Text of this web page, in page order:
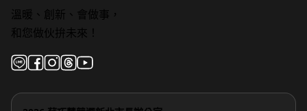
溫暖、創新、會做事，
和您做伙拚未來！